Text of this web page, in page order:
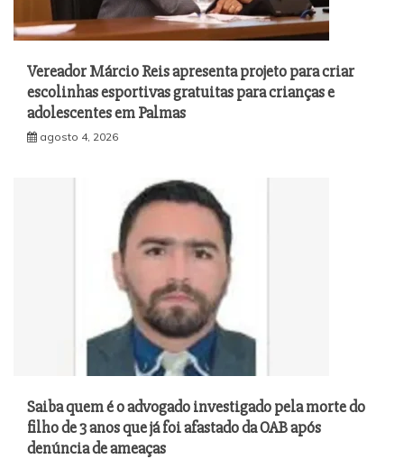
Vereador Márcio Reis apresenta projeto para criar
escolinhas esportivas gratuitas para crianças e
adolescentes em Palmas
agosto 4, 2026
Saiba quem é o advogado investigado pela morte do
filho de 3 anos que já foi afastado da OAB após
denúncia de ameaças